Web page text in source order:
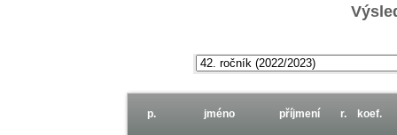
p. jméno příjmení r. koef.